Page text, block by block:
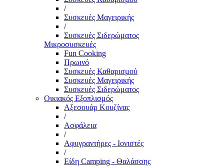
/
Συσκευές Μαγειρικής
/
Συσκευές Σιδερώματος
Μικροσυσκευές
Fun Cooking
Πρωινό
Συσκευές Καθαρισμού
Συσκευές Μαγειρικής
Συσκευές Σιδερώματος
Οικιακός Εξοπλισμός
Αξεσουάρ Κουζίνας
/
Ασφάλεια
/
Αφυγραντήρες - Ιονιστές
/
Είδη Camping - Θαλάσσης